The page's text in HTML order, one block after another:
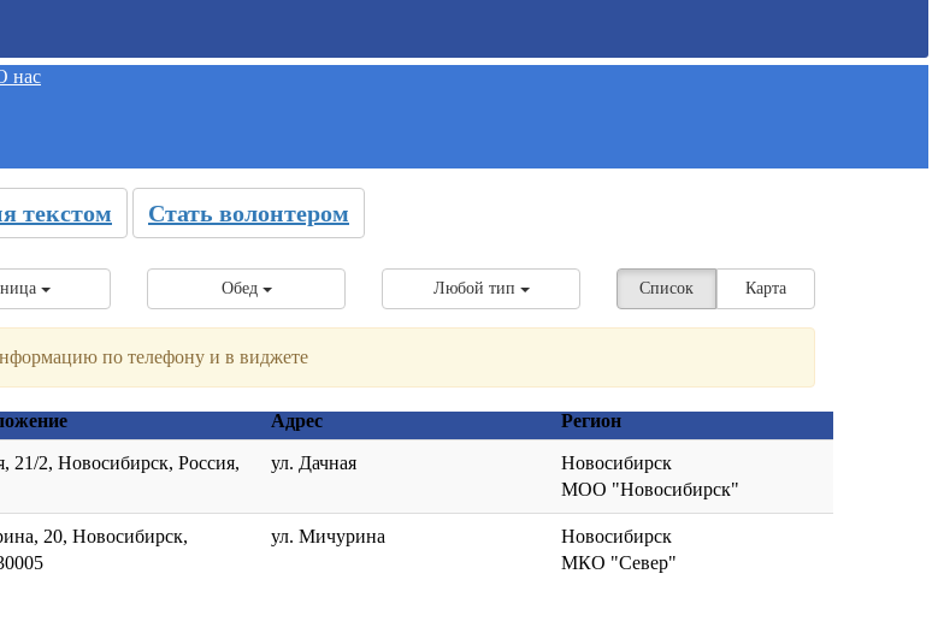
нас
текстом Стать волонтером
Список Карта
Обед Любой тип
по телефону и в виджете
Адрес Регион
21/2, Новосибирск, Россия,
ул. Дачная
Новосибирск
МОО "Новосибирск"
20, Новосибирск,
ул. Мичурина
Новосибирск
МКО "Север"